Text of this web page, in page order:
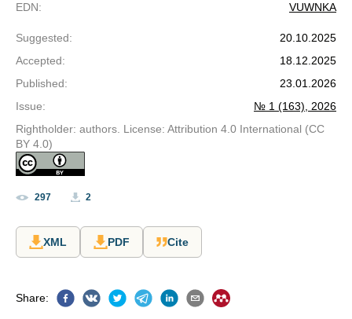
EDN: VUWNKA
Suggested:
20.10.2025
Accepted:
18.12.2025
Published:
23.01.2026
Issue:
№ 1 (163), 2026
Rightholder: authors. License: Attribution 4.0 International (CC
BY 4.0)
297 2
XML PDF Cite
Share: